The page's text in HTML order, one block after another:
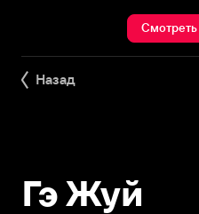
Назад
Гэ Жуй